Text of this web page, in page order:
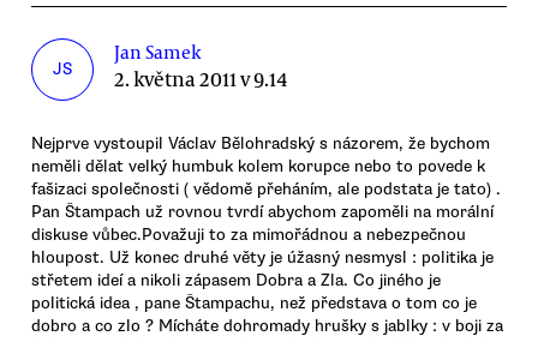
JS
Jan Samek
2. května 2011 v 9.14
Nejprve vystoupil Václav Bělohradský s názorem, že bychom
neměli dělat velký humbuk kolem korupce nebo to povede k
fašizaci společnosti ( vědomě přeháním, ale podstata je tato) .
Pan Štampach už rovnou tvrdí abychom zapoměli na morální
diskuse vůbec.Považuji to za mimořádnou a nebezpečnou
hloupost. Už konec druhé věty je úžasný nesmysl : politika je
střetem ideí a nikoli zápasem Dobra a Zla. Co jiného je
politická idea , pane Štampachu, než představa o tom co je
dobro a co zlo ? Mícháte dohromady hrušky s jablky : v boji za